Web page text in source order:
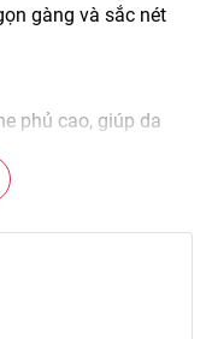
gàng và sắc nét
phủ cao, giúp da
hạn chế bóng
dài sử dụng.
độ che phủ theo